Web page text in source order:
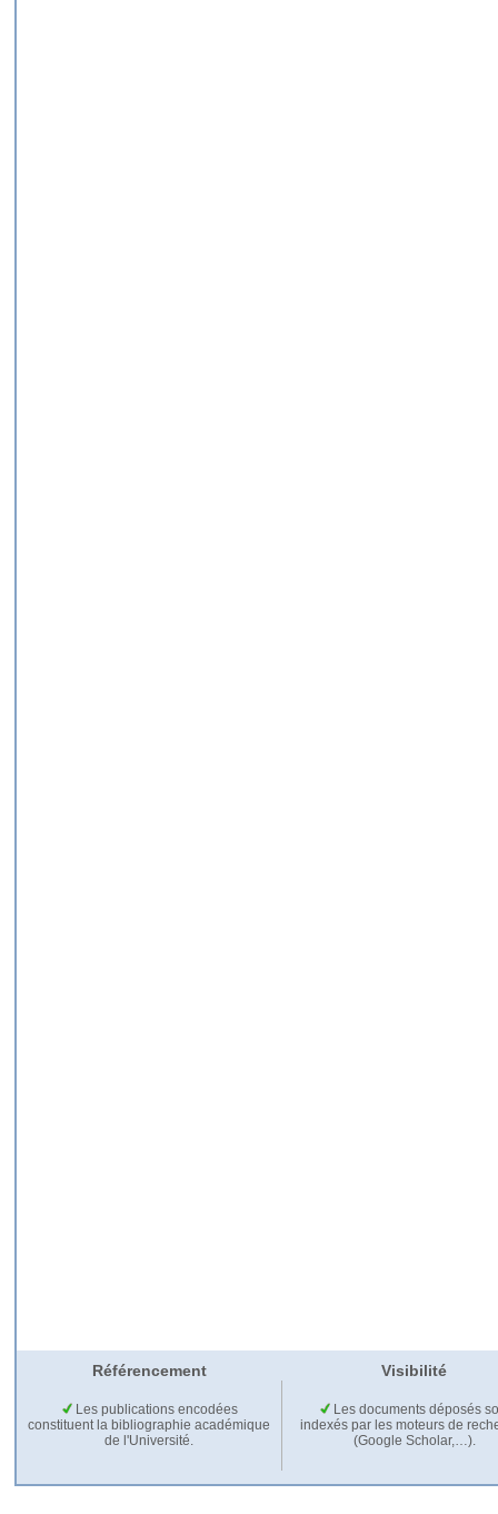
Référencement Visibilité
Les publications encodées
constituent la bibliographie académique
de l'Université.
Les documents déposés
indexés par les moteurs de
(Google Scholar,…).